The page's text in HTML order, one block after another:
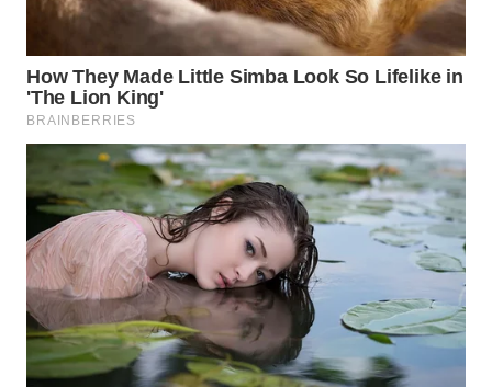
WN
Wahana
Media
Group
WAHANA
NEWS
WAHANA
TANI
WAHANA
ADVOKAT